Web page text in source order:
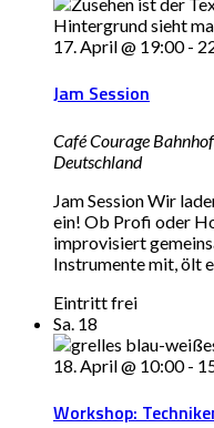
17. April @ 19:00-
Jam Session
Café Courage
Deutschland
Jam Session Wir
ein! Ob Profi oder
improvisiert
Instrumente mit, ölt
Eintritt frei
Sa. 18
18. April @ 10:00-
Workshop: